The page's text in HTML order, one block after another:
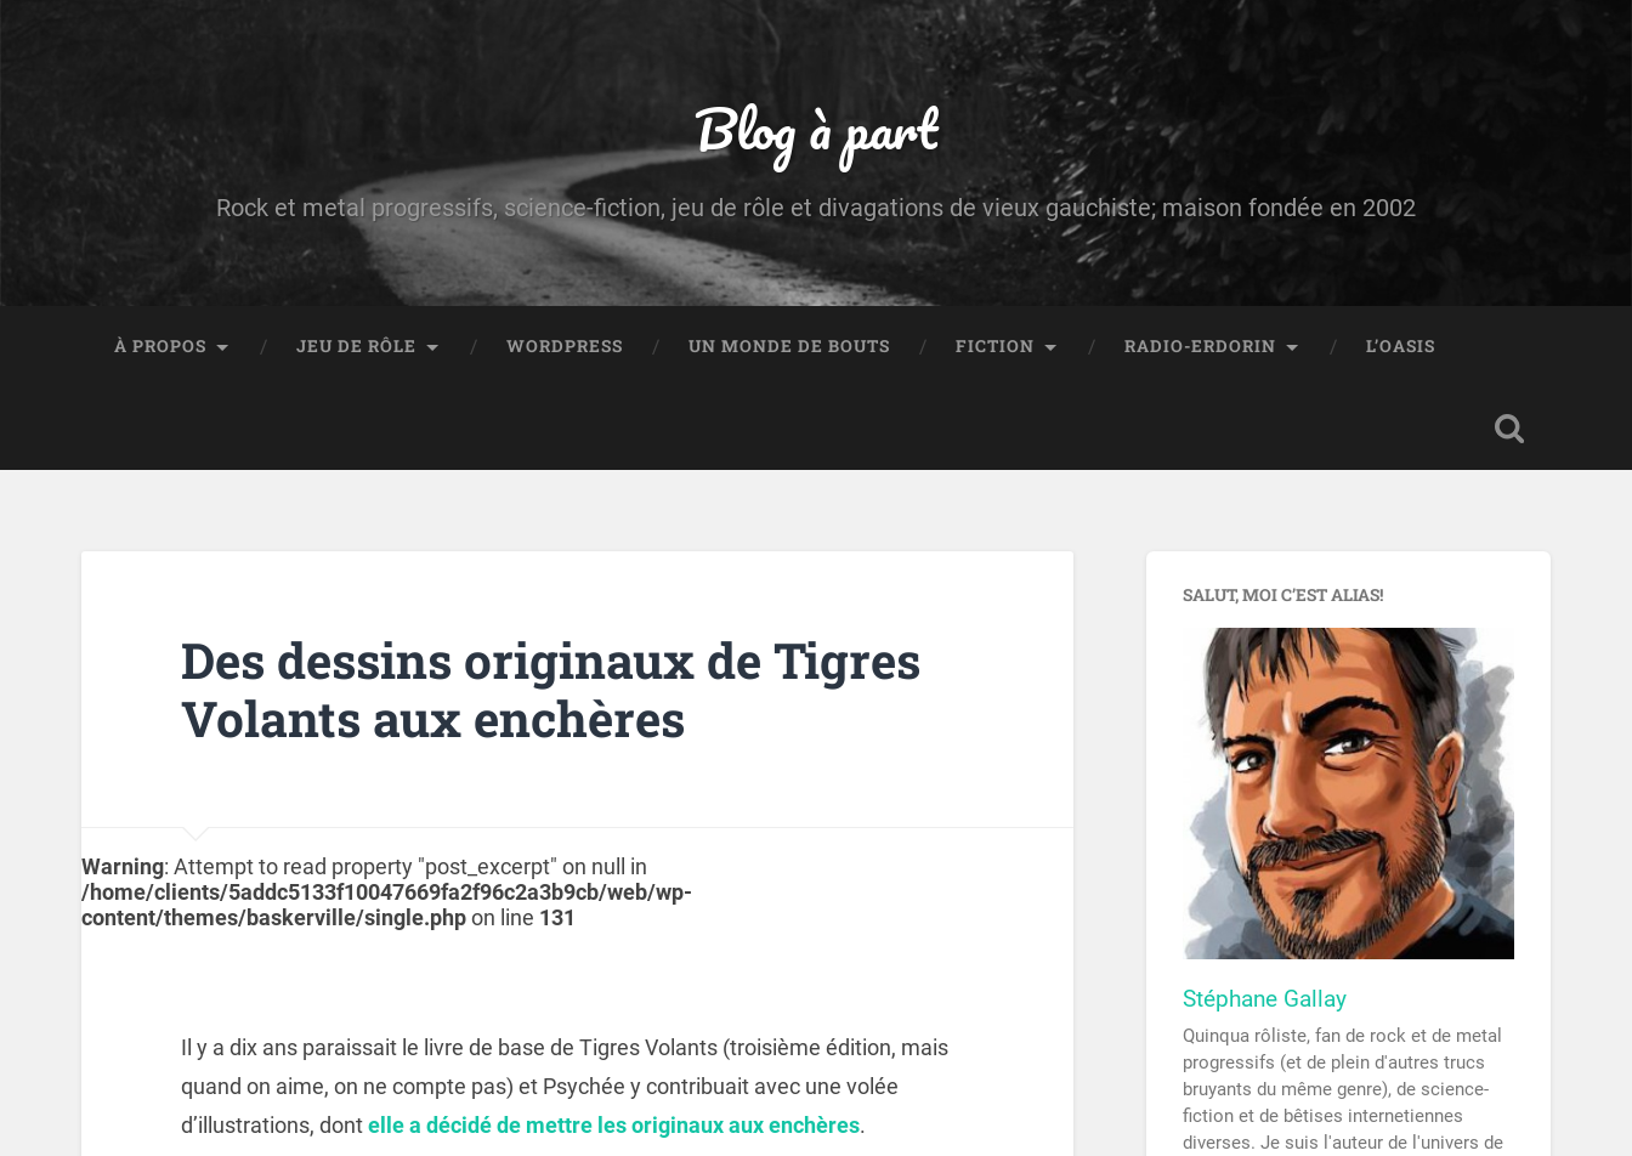
Blog à part
Rock et metal progressifs, science-fiction, jeu de rôle et divagations de vieux gauchiste; maison fondée en 2002
À PROPOS JEU DE RÔLE WORDPRESS UN MONDE DE BOUTS FICTION RADIO-ERDORIN L’OASIS
Des dessins originaux de Tigres
Volants aux enchères
Warning: Attempt to read property "post_excerpt" on null in
/home/clients/5addc5133f10047669fa2f96c2a3b9cb/web/wp-
content/themes/baskerville/single.phpon line 131
Il y a dix ans paraissait le livre de base de Tigres Volants (troisième édition, mais
quand on aime, on ne compte pas) et Psychée y contribuait avec une volée
d’illustrations, dontelle a décidé de mettre les originaux aux enchères.
SALUT, MOI C’EST ALIAS!
Stéphane Gallay
Quinqua rôliste, fan de rock et de metal
progressifs (et de plein d'autres trucs
bruyants du même genre), de science-
fiction et de bêtises internetiennes
diverses. Je suis l'auteur de l'univers de